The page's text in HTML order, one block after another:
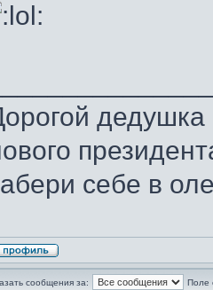
себе в
сообщения за: Поле